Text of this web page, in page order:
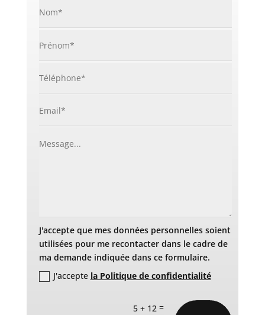
J'accepte que mes données personnelles soient
utilisées pour me recontacter dans le cadre de
ma demande indiquée dans ce formulaire.
J'accepte la Politique de confidentialité
5 + 12 =